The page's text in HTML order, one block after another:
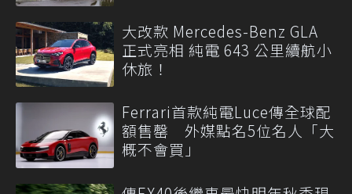
大改款 Mercedes-Benz GLA
正式亮相 純電 643 公里續航小
休旅！
Ferrari首款純電Luce傳全球配
額售罄 外媒點名5位名人「大
概不會買」